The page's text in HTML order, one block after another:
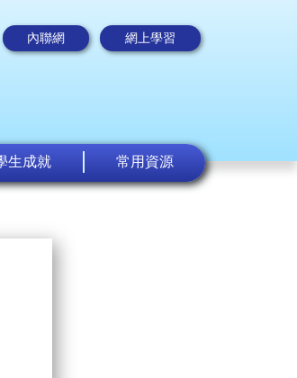
內聯網 網上學習
生成就 常用資源